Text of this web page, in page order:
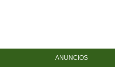
ANUNCIOS